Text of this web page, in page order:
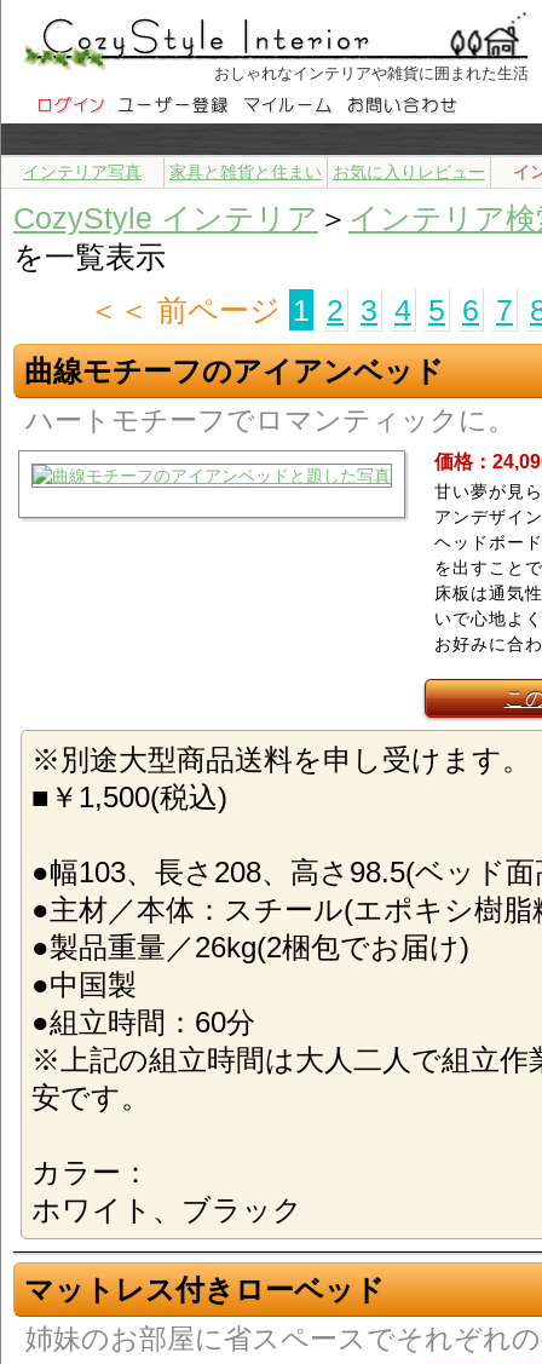
おしゃれなインテリアや雑貨に囲まれた生活
インテリア写真 家具と雑貨と住まい お気に入りレビュー イ
CozyStyle インテリア ＞ インテリア検
を一覧表示
＜＜ 前ページ 1 2 3 4 5 6 7
曲線モチーフのアイアンベッド
ハートモチーフでロマンティックに。
価格：
甘い夢が見
アンデザイ
ヘッドボー
を出すこと
床板は通気
いで心地よ
お好みに合
こ
※別途大型商品送料を申し受けます。
■￥1,500(税込)
●幅103、長さ208、高さ98.5(ベッド
●主材／本体：スチール(エポキシ樹脂
●製品重量／26kg(2梱包でお届け)
●中国製
●組立時間：60分
※上記の組立時間は大人二人で組立作
安です。
カラー：
ホワイト、ブラック
マットレス付きローベッド
姉妹のお部屋に省スペースでそれぞれ